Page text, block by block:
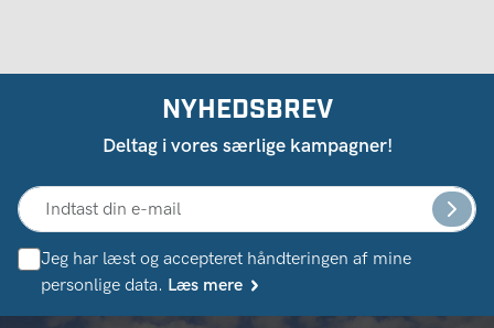
NYHEDSBREV
Deltag i vores særlige kampagner!
Jeg har læst og accepteret håndteringen af ​​mine
personlige data. Læs mere